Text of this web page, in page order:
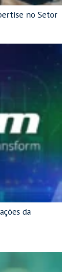
no Setor
da